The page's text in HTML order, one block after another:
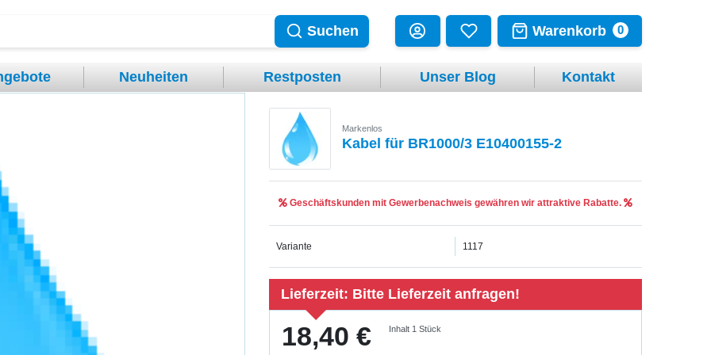
Warenkorb 0
Suchen
Neuheiten Restposten Unser Blog Kontakt
Markenlos
Kabel für BR1000/3 E10400155-2
Geschäftskunden mit Gewerbenachweis gewähren wir attraktive Rabatte.
Variante 1117
Lieferzeit: Bitte Lieferzeit anfragen!
18,40 € Inhalt 1Stück